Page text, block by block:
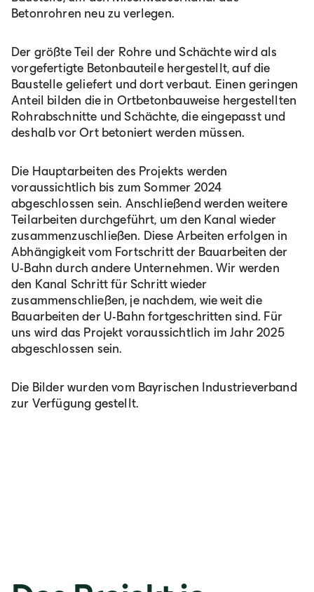
Betonrohren neu zu verlegen.
Der größte Teil der Rohre und Schächte wird als
vorgefertigte Betonbauteile hergestellt, auf die
Baustelle geliefert und dort verbaut. Einen geringen
Anteil bilden die in Ortbetonbauweise hergestellten
Rohrabschnitte und Schächte, die eingepasst und
deshalb vor Ort betoniert werden müssen.
Die Hauptarbeiten des Projekts werden
voraussichtlich bis zum Sommer 2024
abgeschlossen sein. Anschließend werden weitere
Teilarbeiten durchgeführt, um den Kanal wieder
zusammenzuschließen. Diese Arbeiten erfolgen in
Abhängigkeit vom Fortschritt der Bauarbeiten der
U-Bahn durch andere Unternehmen. Wir werden
den Kanal Schritt für Schritt wieder
zusammenschließen, je nachdem, wie weit die
Bauarbeiten der U-Bahn fortgeschritten sind. Für
uns wird das Projekt voraussichtlich im Jahr 2025
abgeschlossen sein.
Die Bilder wurden vom Bayrischen Industrieverband
zur Verfügung gestellt.